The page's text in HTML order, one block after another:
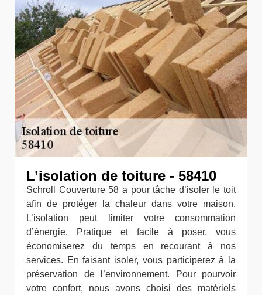
L’isolation de toiture - 58410
Schroll Couverture 58 a pour tâche d’isoler le toit
afin de protéger la chaleur dans votre maison.
L’isolation peut limiter votre consommation
d’énergie. Pratique et facile à poser, vous
économiserez du temps en recourant à nos
services. En faisant isoler, vous participerez à la
préservation de l’environnement. Pour pourvoir
votre confort, nous avons choisi des matériels